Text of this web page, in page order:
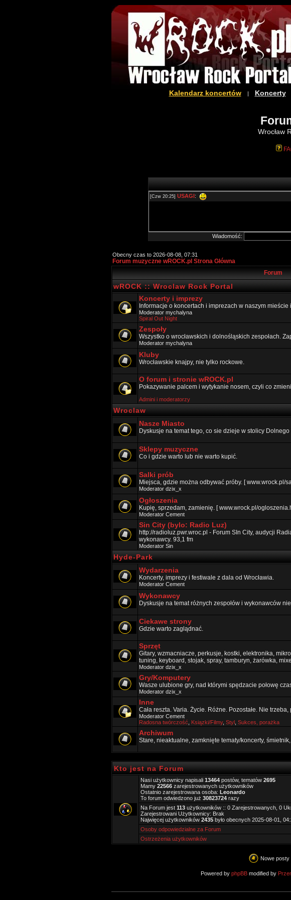
Kalendarz koncertów| Koncerty
Wrocław
Wiadomość:
Obecny czas to 2026-08-08, 07:31
Forum muzyczne wROCK.pl Strona Główna
Forum
wROCK :: Wroclaw Rock Portal
Koncerty i imprezy
Informacje o koncertach i imprezach w naszym mieście
Moderator mychalyna
Spiral Out Night
Zespoły
Wszystko o wrocławskich i dolnośląskich zespołach.
Moderator mychalyna
Kluby
Wrocławskie knajpy, nie tylko rockowe.
O forum i stronie wROCK.pl
Pokazywanie palcem i wytykanie nosem, czyli co
Admini i moderatorzy
Wroclaw
Nasze Miasto
Dyskusje na temat tego, co sie dzieje w stolicy
Sklepy muzyczne
Co i gdzie warto lub nie warto kupić.
Salki prób
Miejsca, gdzie można odbywać próby. [ www.wrock.pl/
Moderator dzix_x
Ogłoszenia
Kupię, sprzedam, zamienię. [ www.wrock.pl/
Moderator Cement
Sin City (bylo: Radio Luz)
http://radioluz.pwr.wroc.pl - Forum SIn City, audycji
wykonawcy. 93,1 fm
Moderator Sin
Hyde-Park
Wydarzenia
Koncerty, imprezy i festiwale z dala od Wrocławia.
Moderator Cement
Wykonawcy
Dyskusje na temat różnych zespołów i wykonawców
Ciekawe strony
Gdzie warto zaglądnać.
Sprzęt
Gitary, wzmacniacze, perkusje, kostki, elektronika,
tuning, keyboard, stojak, spray, tamburyn, żarówka,
Moderator dzix_x
Gry/Komputery
Wasze ulubione gry, nad którymi spędzacie połowę
Moderator dzix_x
Inne
Cała reszta. Varia. Życie. Różne. Pozostałe. Nie trzeba,
Moderator Cement
Radosna twórczość
Ksiązki/Filmy, Styl Sukces, porażka
Archiwum
Stare, nieaktualne, zamknięte tematy/koncerty,
Kto jest na Forum
Nasi użytkownicy napisali 13464 postów, tematów 2695
Mamy 22566 zarejestrowanych użytkowników
Ostatnio zarejestrowana osoba: Leonardo
To forum odwiedzono już 30823724 razy
Na Forum jest 113 użytkowników :: 0 Zarejestrowanych, 0
Zarejestrowani Użytkownicy: Brak
Najwięcej użytkowników 2435 było obecnych 2025-08-01,
Osoby odpowiedzialne za Forum
Ostrzeżenia użytkowników
Nowe posty
Powered by phpBB modified by